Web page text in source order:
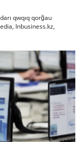
qwqıq qorğau
Inbusiness.kz,